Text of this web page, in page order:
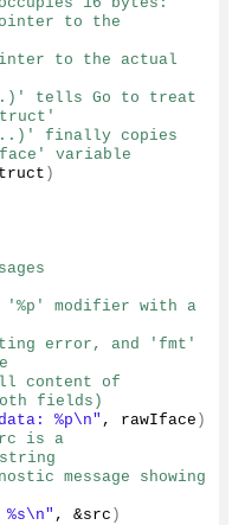
to the
to the actual
tells Go to treat
finally copies
variable
)
modifier with a
error, and 'fmt'
content of
fields)
%p\n" , rawIface )
is a
message showing
, &src )